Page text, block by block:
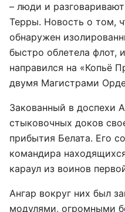
– люди и
Терры. Новость о том,
обнаружен
быстро облетела флот,
направился на «Копьё
двумя Магистрами
Закованный в доспехи
стыковочных доков
прибытия Белата. Его
командира
караул из воинов
Ангар вокруг них был
модулями, огромными